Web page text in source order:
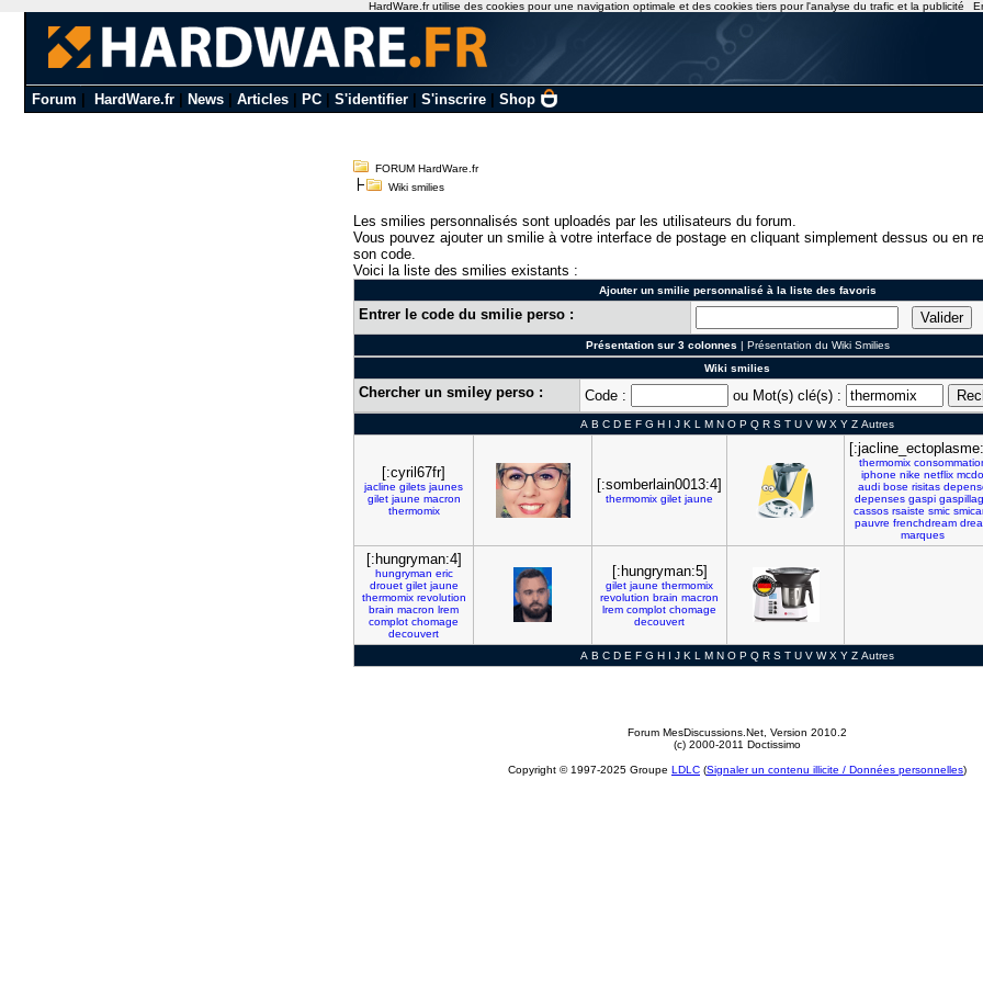
Forum HardWare.fr| News| Articles| PC| S'identifier| S'inscrire| Shop
FORUM HardWare.fr
Wiki smilies
Les smilies personnalisés sont uploadés par les utilisateurs du forum.
Vous pouvez ajouter un smilie à votre interface de postage en cliquant simplement dessus ou en
son code.
Voici la liste des smilies existants :
Ajouter un smilie personnalisé à la liste des favoris
Entrer le code du smilie perso :
Présentation sur 3 colonnes | Présentation du Wiki Smilies
Wiki smilies
Chercher un smiley perso : Code : ou Mot(s) clé(s) :
A B C D E F G H I J K L M N O P Q R S T U V W X Y Z Autres
[:cyril67fr]
jacline gilets jaunes
gilet jaune macron
thermomix
[:somberlain0013:4]
thermomix gilet jaune
thermomix
iphone nike netflix mcdo
audi bose risitas
depenses gaspi
cassos rsaiste smic
pauvre frenchdream
marques
[:hungryman:4]
hungryman eric
drouet gilet jaune
thermomix revolution
brain macron lrem
complot chomage
decouvert
[:hungryman:5]
gilet jaune thermomix
revolution brain macron
lrem complot chomage
decouvert
A B C D E F G H I J K L M N O P Q R S T U V W X Y Z Autres
Forum MesDiscussions.Net , Version 2010.2
(c) 2000-2011 Doctissimo
Copyright © 1997-2025 Groupe LDLC (Signaler un contenu illicite / Données personnelles)
HardWare.fr utilise des cookies pour une navigation optimale et des cookies tiers pour l'analyse du trafic et la publicité